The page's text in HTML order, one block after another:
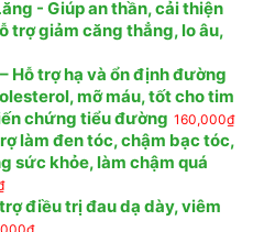
- Giúp an thần, cải thiện
trợ giảm căng thẳng, lo âu,
Hỗ trợ hạ và ổn định đường
mỡ máu, tốt cho tim
chứng tiểu đường 160,000₫
làm đen tóc, chậm bạc tóc,
sức khỏe, làm chậm quá
điều trị đau dạ dày, viêm